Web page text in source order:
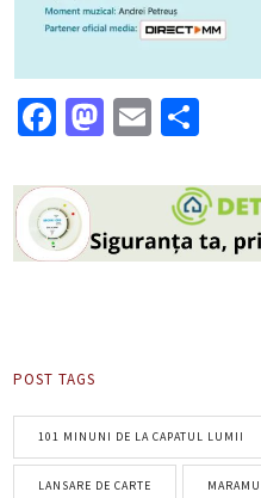
Facebook
Mastodon
Email
POST TAGS
101 MINUNI DE LA CAPATUL LUMII
LANSARE DE CARTE